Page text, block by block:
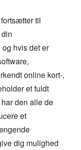
til
hvis det er
online kort-,
et fuldt
den alle de
et
dig mulighed